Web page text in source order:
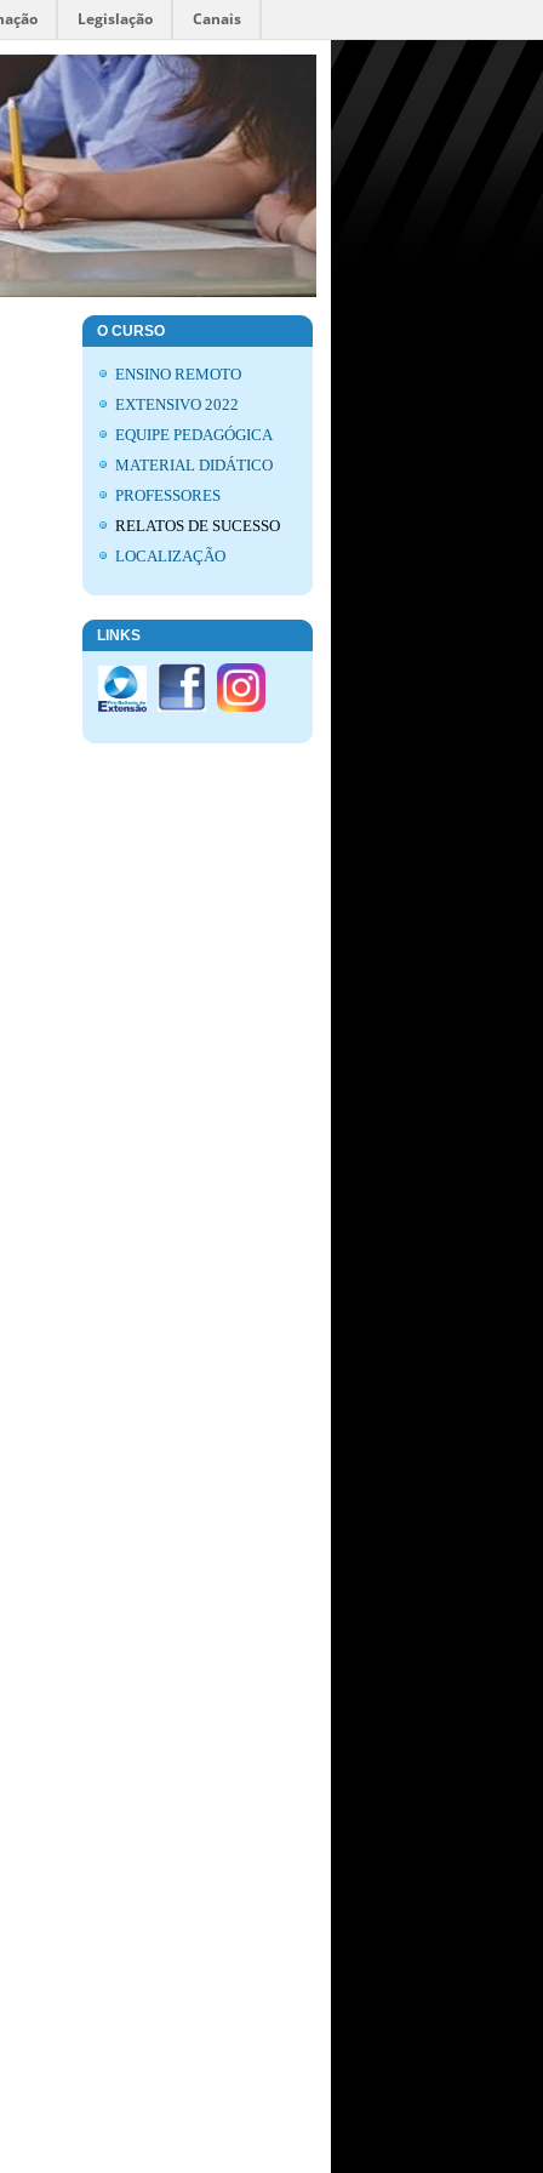
Legislação Canais
O CURSO
ENSINO REMOTO
EXTENSIVO 2022
EQUIPE PEDAGÓGICA
MATERIAL DIDÁTICO
PROFESSORES
RELATOS DE SUCESSO
LOCALIZAÇÃO
LINKS